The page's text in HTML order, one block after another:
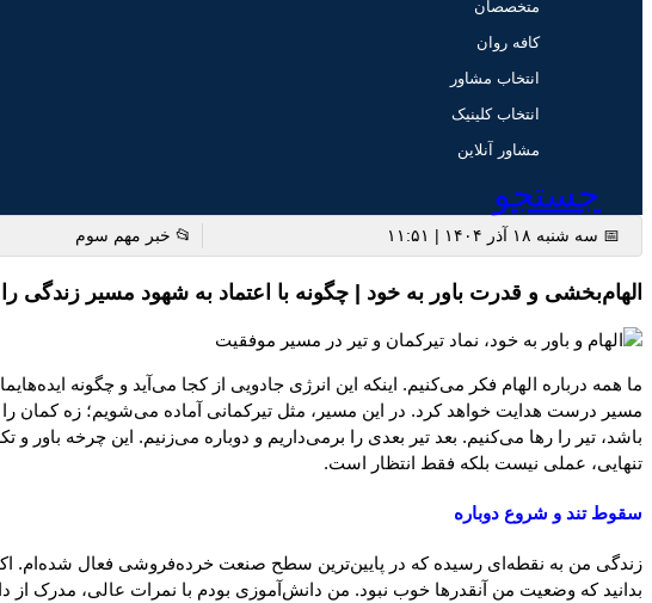
متخصصان
کافه روان
انتخاب مشاور
انتخاب کلینیک
مشاور آنلاین
جستجو
📅 سه شنبه ۱۸ آذر ۱۴۰۴ | ۱۱:۵۱ 📂 خبر مهم سوم
الهام‌بخشی و قدرت باور به خود | چگونه با اعتماد به شهود مسیر زندگی
ما همه درباره الهام فکر می‌کنیم. اینکه این انرژی جادویی از کجا می‌آید و چگونه
مسیر درست هدایت خواهد کرد. در این مسیر، مثل تیرکمانی آماده می‌شویم؛ زه کمان
باشد، تیر را رها می‌کنیم. بعد تیر بعدی را برمی‌داریم و دوباره می‌زنیم. این چرخه
تنهایی، عملی نیست بلکه فقط انتظار است.
سقوط تند و شروع دوباره
زندگی من به نقطه‌ای رسیده که در پایین‌ترین سطح صنعت خرده‌فروشی فعال شده‌ام.
بدانید که وضعیت من آنقدرها خوب نبود. من دانش‌آموزی بودم با نمرات عالی، مدرک